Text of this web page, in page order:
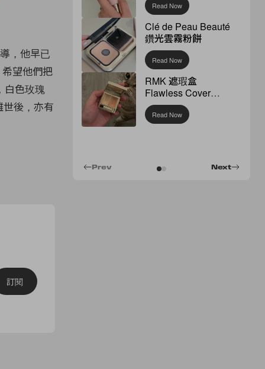
，他早已
望他們把
白色玫瑰
後，亦有
訂閱
Read Now
Clé de Peau Beauté
鑽光雲霧粉餅
Read Now
RMK 遮瑕盒
Flawless Cover
Concealer
Read Now
Next
Prev